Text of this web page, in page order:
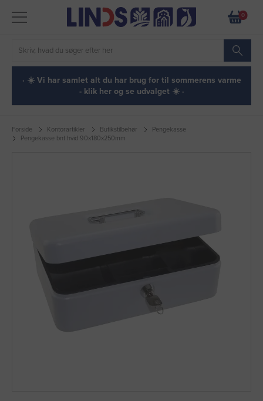
0
· ☀️ Vi har samlet alt du har brug for til sommerens varme
- klik her og se udvalget ☀️ ·
Forside Kontorartikler Butikstilbehør
Pengekasse
Pengekasse bnt hvid 90x180x250mm